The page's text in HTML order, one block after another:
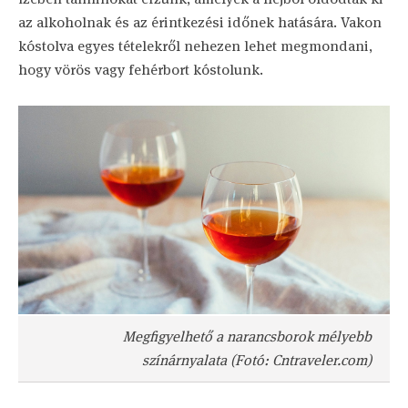
az alkoholnak és az érintkezési időnek hatására. Vakon
kóstolva egyes tételekről nehezen lehet megmondani,
hogy vörös vagy fehérbort kóstolunk.
Megfigyelhető a narancsborok mélyebb
színárnyalata (Fotó: Cntraveler.com)